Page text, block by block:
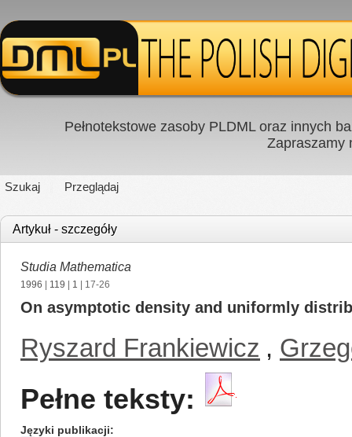
Pełnotekstowe zasoby PLDML oraz innych
Zapraszamy
Szukaj Przeglądaj
Artykuł - szczegóły
Studia Mathematica
1996 119 1 | 17-26
On asymptotic density and uniformly
Ryszard Frankiewicz ,
Pełne teksty:
Języki publikacji